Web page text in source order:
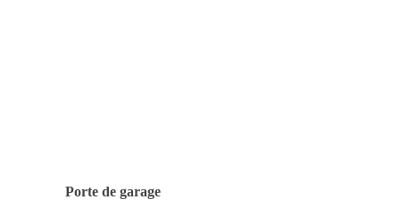
Porte de garage